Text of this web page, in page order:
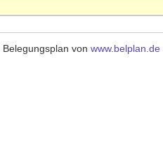
von www.belplan.de